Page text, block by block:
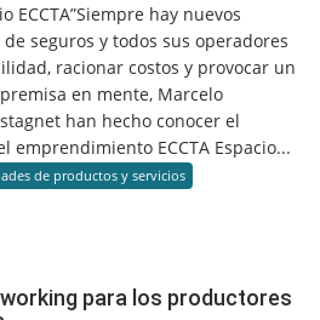
ECCTA”Siempre hay nuevos
seguros y todos sus operadores
racionar costos y provocar un
en mente, Marcelo
han hecho conocer el
emprendimiento ECCTA Espacio...
de productos y servicios
para los productores